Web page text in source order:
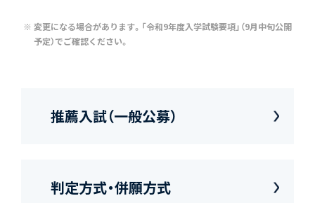
変更になる場合があります。「令和9年度入学試験要項」（9月中旬公開
予定）でご確認ください。
推薦入試（一般公募）
判定方式・併願方式